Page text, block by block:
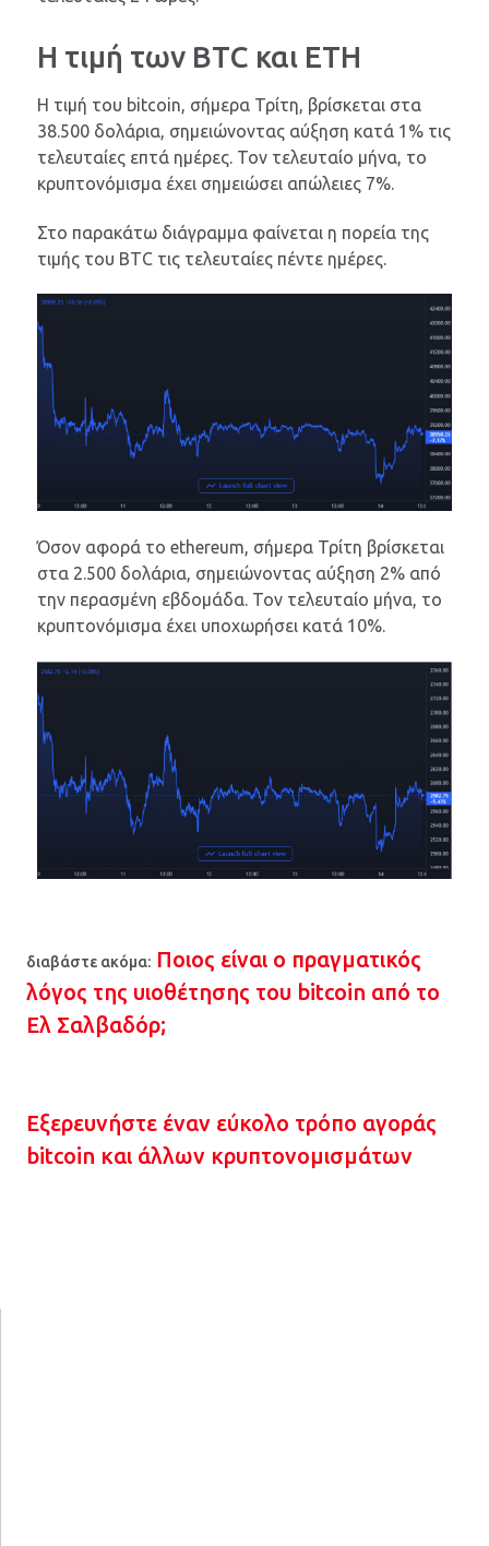
Η τιμή των BTC και ETH
H τιμή του bitcoin, σήμερα Τρίτη, βρίσκεται στα
38.500 δολάρια, σημειώνοντας αύξηση κατά 1% τις
τελευταίες επτά ημέρες. Τον τελευταίο μήνα, το
κρυπτονόμισμα έχει σημειώσει απώλειες 7%.
Στο παρακάτω διάγραμμα φαίνεται η πορεία της
τιμής του BTC τις τελευταίες πέντε ημέρες.
Όσον αφορά το ethereum, σήμερα Τρίτη βρίσκεται
στα 2.500 δολάρια, σημειώνοντας αύξηση 2% από
την περασμένη εβδομάδα. Τον τελευταίο μήνα, το
κρυπτονόμισμα έχει υποχωρήσει κατά 10%.
διαβάστε ακόμα: Ποιος είναι ο πραγματικός
λόγος της υιοθέτησης του bitcoin από το
Ελ Σαλβαδόρ;
Εξερευνήστε έναν εύκολο τρόπο αγοράς
bitcoin και άλλων κρυπτονομισμάτων